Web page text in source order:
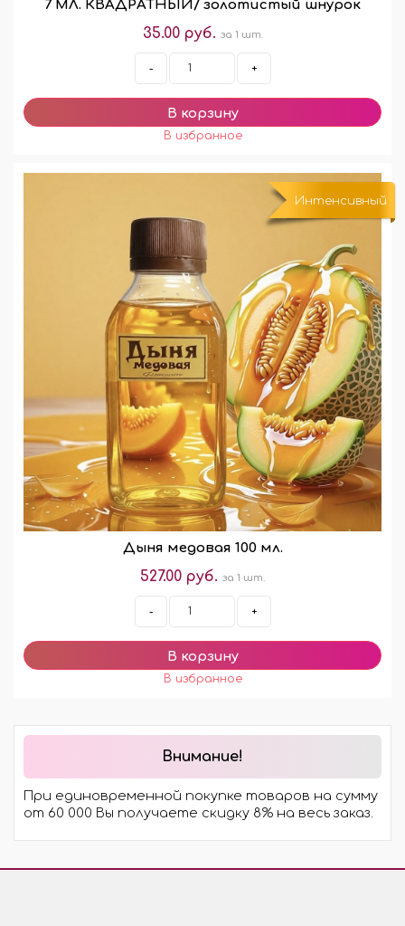
7 МЛ. КВАДРАТНЫЙ/ золотистый шнурок
35.00 руб. за 1 шт.
- +
Интенсивный
Дыня медовая 100 мл.
527.00 руб. за 1 шт.
- +
Внимание!
При единовременной покупке товаров на сумму
от 60 000 Вы получаете скидку 8% на весь заказ.